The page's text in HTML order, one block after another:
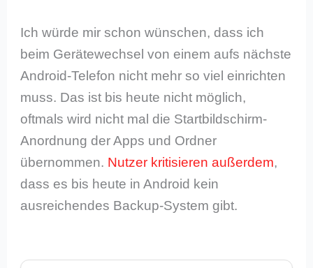
Ich würde mir schon wünschen, dass ich
beim Gerätewechsel von einem aufs nächste
Android-Telefon nicht mehr so viel einrichten
muss. Das ist bis heute nicht möglich,
oftmals wird nicht mal die Startbildschirm-
Anordnung der Apps und Ordner
übernommen. Nutzer kritisieren außerdem,
dass es bis heute in Android kein
ausreichendes Backup-System gibt.